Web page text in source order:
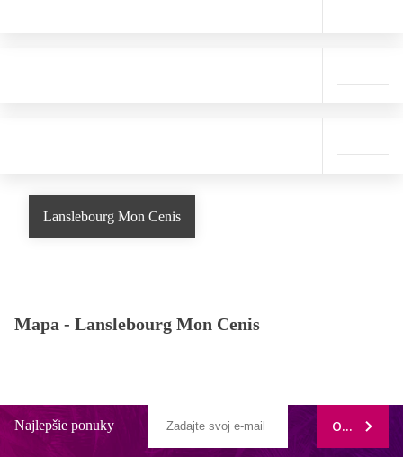
Lanslebourg Mon Cenis
Mapa - Lanslebourg Mon Cenis
Najlepšie ponuky ODOBERAŤ